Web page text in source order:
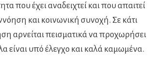
που έχει αναδειχτεί και που απαιτεί
και κοινωνική συνοχή. Σε κάτι
αρνείται πεισματικά να προχωρήσει
είναι υπό έλεγχο και καλά καμωμένα.